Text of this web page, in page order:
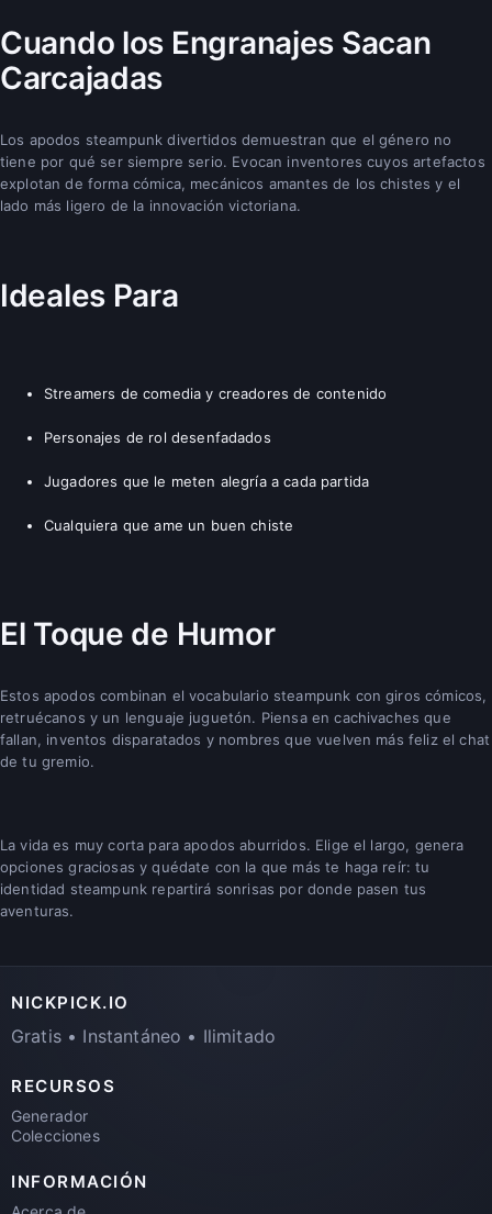
Cuando los Engranajes Sacan
Carcajadas
Los apodos steampunk divertidos demuestran que el género no
tiene por qué ser siempre serio. Evocan inventores cuyos artefactos
explotan de forma cómica, mecánicos amantes de los chistes y el
lado más ligero de la innovación victoriana.
Ideales Para
Streamers de comedia y creadores de contenido
Personajes de rol desenfadados
Jugadores que le meten alegría a cada partida
Cualquiera que ame un buen chiste
El Toque de Humor
Estos apodos combinan el vocabulario steampunk con giros cómicos,
retruécanos y un lenguaje juguetón. Piensa en cachivaches que
fallan, inventos disparatados y nombres que vuelven más feliz el chat
de tu gremio.
La vida es muy corta para apodos aburridos. Elige el largo, genera
opciones graciosas y quédate con la que más te haga reír: tu
identidad steampunk repartirá sonrisas por donde pasen tus
aventuras.
NICKPICK.IO
Gratis • Instantáneo • Ilimitado
RECURSOS
Generador
Colecciones
INFORMACIÓN